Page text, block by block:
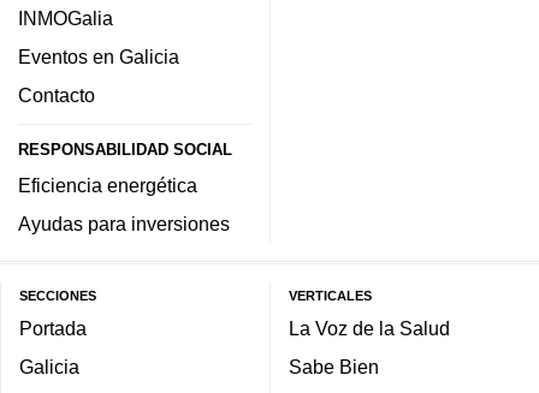
INMOGalia
Eventos en Galicia
Contacto
RESPONSABILIDAD SOCIAL
Eficiencia energética
Ayudas para inversiones
SECCIONES
Portada
Galicia
VERTICALES
La Voz de la Salud
Sabe Bien